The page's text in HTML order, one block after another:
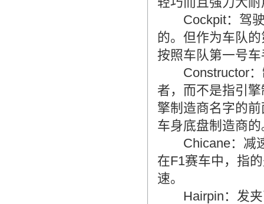
Cockpit：驾驶
的。但作为车队
按照车队第一号
Constructor：
者，而不是指引
擎制造商名字的
车身底盘制造商的
Chicane：减速
在F1赛车中，指
速。
Hairpin：发夹